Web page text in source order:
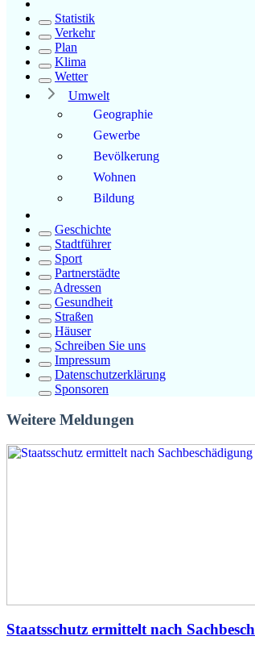
Statistik
Verkehr
Plan
Klima
Wetter
Umwelt
Geographie
Gewerbe
Bevölkerung
Wohnen
Bildung
Geschichte
Stadtführer
Sport
Partnerstädte
Adressen
Gesundheit
Straßen
Häuser
Schreiben Sie uns
Impressum
Datenschutzerklärung
Sponsoren
Weitere Meldungen
Staatsschutz ermittelt nach